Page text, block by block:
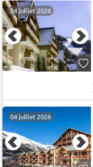
04 juillet 2026
04 juillet 2026